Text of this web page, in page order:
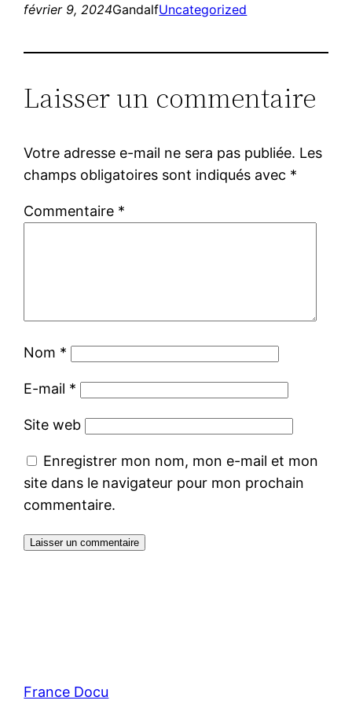
février 9, 2024GandalfUncategorized
Laisser un commentaire
Votre adresse e-mail ne sera pas publiée. Les
champs obligatoires sont indiqués avec *
Commentaire *
Nom *
E-mail *
Site web
Enregistrer mon nom, mon e-mail et mon
site dans le navigateur pour mon prochain
commentaire.
France Docu